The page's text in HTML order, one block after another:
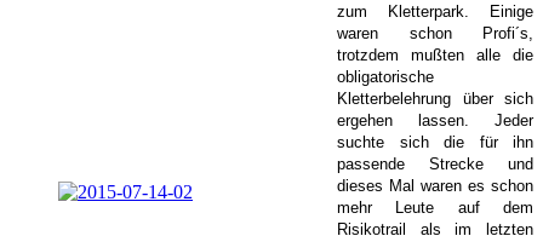
zum Kletterpark. Einige
waren schon Profi´s,
trotzdem mußten alle die
obligatorische
Kletterbelehrung über sich
ergehen lassen. Jeder
suchte sich die für ihn
passende Strecke und
dieses Mal waren es schon
mehr Leute auf dem
Risikotrail als im letzten